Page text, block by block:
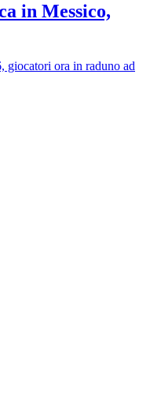
in Messico,
giocatori ora in raduno ad